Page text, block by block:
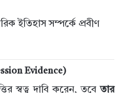
ইতিহাস সম্পর্কে প্রবীণ
Evidence)
স্বত্ব দাবি করেন, তবে তার